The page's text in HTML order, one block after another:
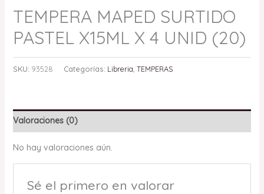
TEMPERA MAPED SURTIDO
PASTEL X15ML X 4 UNID (20)
SKU: 93528 Categorías: Libreria TEMPERAS
Valoraciones (0)
No hay valoraciones aún.
Sé el primero en valorar